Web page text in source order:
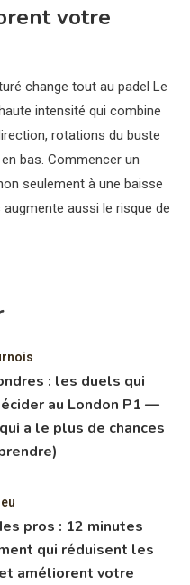
votre
change tout au padel Le
intensité qui combine
rotations du buste
bas. Commencer un
seulement à une baisse
aussi le risque de
: les duels qui
au London P1 —
a le plus de chances
pros : 12 minutes
qui réduisent les
améliorent votre